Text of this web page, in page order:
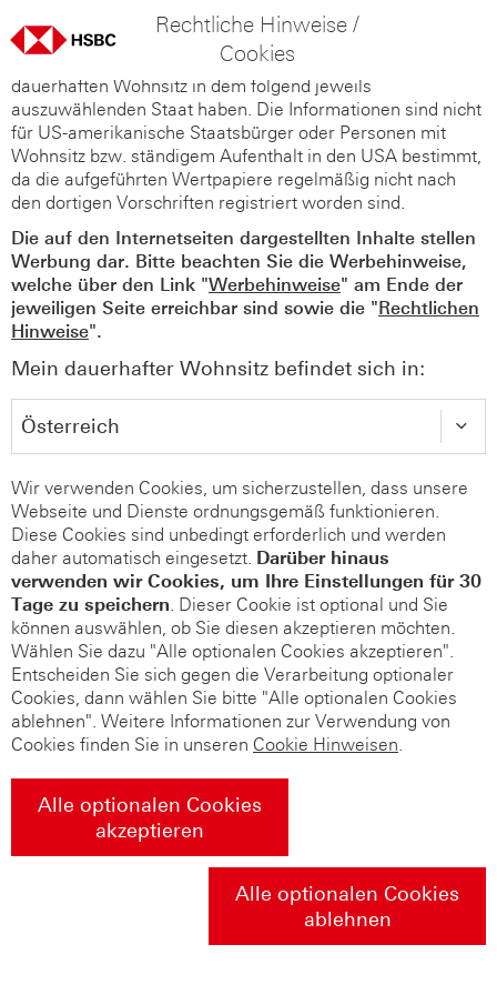
Rechtliche Hinweise /
Cookies
Diese Webseiten richten sich nur an Personen, die ihren
dauerhaften Wohnsitz in dem folgend jeweils
auszuwählenden Staat haben. Die Informationen sind nicht
für US-amerikanische Staatsbürger oder Personen mit
Wohnsitz bzw. ständigem Aufenthalt in den USA bestimmt,
da die aufgeführten Wertpapiere regelmäßig nicht nach
den dortigen Vorschriften registriert worden sind.
Die auf den Internetseiten dargestellten Inhalte stellen
Werbung dar. Bitte beachten Sie die Werbehinweise,
welche über den Link "Werbehinweise" am Ende der
jeweiligen Seite erreichbar sind sowie die "Rechtlichen
Hinweise".
Mein dauerhafter Wohnsitz befindet sich in:
Wir verwenden Cookies, um sicherzustellen, dass unsere
Webseite und Dienste ordnungsgemäß funktionieren.
Diese Cookies sind unbedingt erforderlich und werden
daher automatisch eingesetzt. Darüber hinaus
verwenden wir Cookies, um Ihre Einstellungen für 30
Tage zu speichern. Dieser Cookie ist optional und Sie
können auswählen, ob Sie diesen akzeptieren möchten.
Wählen Sie dazu "Alle optionalen Cookies akzeptieren".
Entscheiden Sie sich gegen die Verarbeitung optionaler
Cookies, dann wählen Sie bitte "Alle optionalen Cookies
ablehnen". Weitere Informationen zur Verwendung von
Cookies finden Sie in unseren Cookie Hinweisen.
Alle optionalen Cookies
akzeptieren
Alle optionalen Cookies
ablehnen